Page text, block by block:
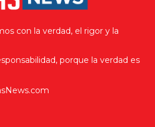
con la verdad, el rigor y la
porque la verdad es